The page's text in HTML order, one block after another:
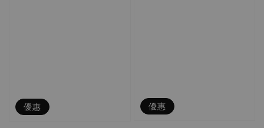
優惠 優惠